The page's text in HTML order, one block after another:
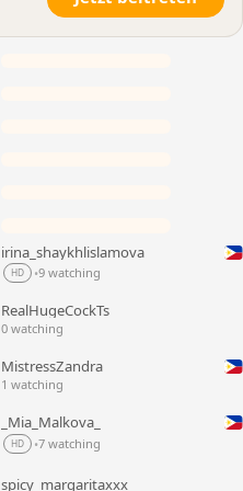
LIVE
irina_shaykhlislamova
HD •9 watching
RealHugeCockTs
0 watching
LIVE
MistressZandra
1 watching
LIVE
_Mia_Malkova_
HD •7 watching
spicy_margaritaxxx